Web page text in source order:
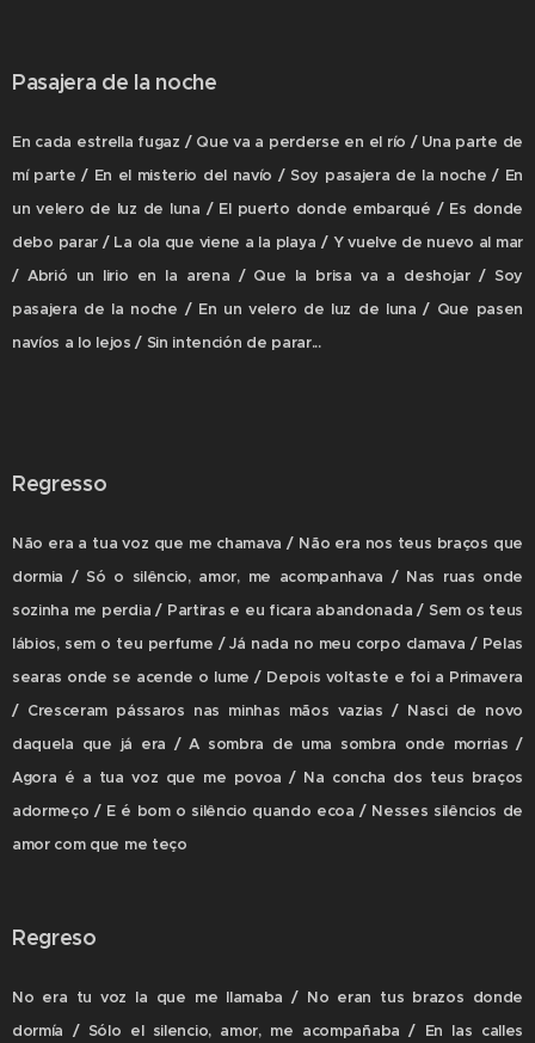
Pasajera de la noche
En cada estrella fugaz / Que va a perderse en el río / Una parte de
mí parte / En el misterio del navío / Soy pasajera de la noche / En
un velero de luz de luna / El puerto donde embarqué / Es donde
debo parar / La ola que viene a la playa / Y vuelve de nuevo al mar
/ Abrió un lirio en la arena / Que la brisa va a deshojar / Soy
pasajera de la noche / En un velero de luz de luna / Que pasen
navíos a lo lejos / Sin intención de parar...
Regresso
Não era a tua voz que me chamava / Não era nos teus braços que
dormia / Só o silêncio, amor, me acompanhava / Nas ruas onde
sozinha me perdia / Partiras e eu ficara abandonada / Sem os teus
lábios, sem o teu perfume / Já nada no meu corpo clamava / Pelas
searas onde se acende o lume / Depois voltaste e foi a Primavera
/ Cresceram pássaros nas minhas mãos vazias / Nasci de novo
daquela que já era / A sombra de uma sombra onde morrias /
Agora é a tua voz que me povoa / Na concha dos teus braços
adormeço / E é bom o silêncio quando ecoa / Nesses silêncios de
amor com que me teço
Regreso
No era tu voz la que me llamaba / No eran tus brazos donde
dormía / Sólo el silencio, amor, me acompañaba / En las calles